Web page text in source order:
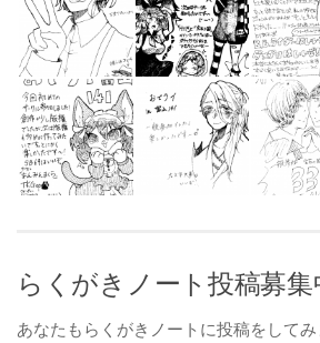
らくがきノート投稿募集
あなたもらくがきノートに投稿をしてみ